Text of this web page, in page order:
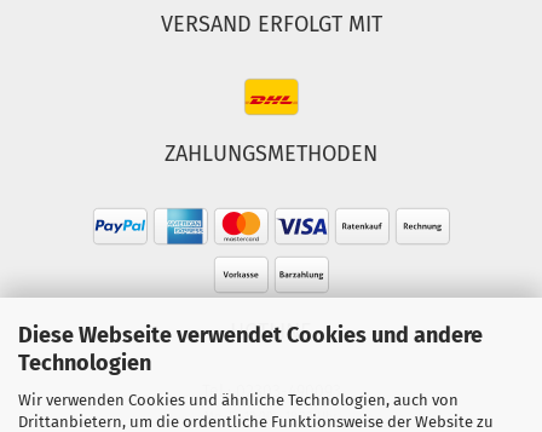
Diese Webseite verwendet Cookies und andere
Technologien
Wir verwenden Cookies und ähnliche Technologien, auch von
Drittanbietern, um die ordentliche Funktionsweise der Website zu
VERSAND ERFOLGT MIT
ZAHLUNGSMETHODEN
HOTLINE
Tel.: 02303-490093
Mo.-Fr. 10:00 - 18:00 Uhr